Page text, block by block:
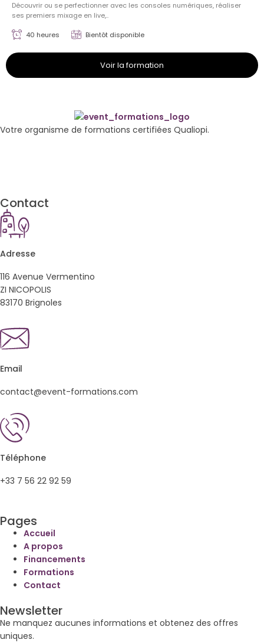
Découvrir ou se perfectionner avec les consoles numériques, réaliser
ses premiers mixage en live,..
40 heures Bientôt disponible
Voir la formation
Votre organisme de formations certifiées Qualiopi.
Contact
Adresse
116 Avenue Vermentino
ZI NICOPOLIS
83170 Brignoles
Email
contact@event-formations.com
Téléphone
+33 7 56 22 92 59
Pages
Accueil
A propos
Financements
Formations
Contact
Newsletter
Ne manquez aucunes informations et obtenez des offres
uniques.